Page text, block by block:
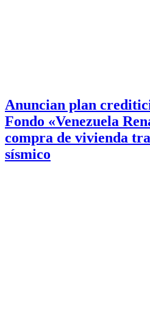
Anuncian plan
Fondo «Venezuela
compra de vivienda
sísmico